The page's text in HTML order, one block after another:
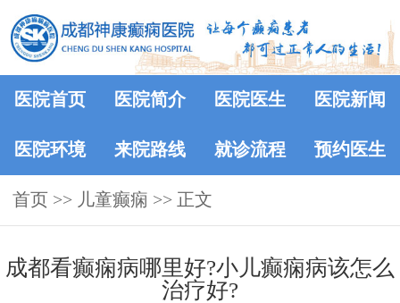
医院首页 医院简介 医院医生 医院新闻
医院环境 来院路线 就诊流程 预约医生
首页 >> 儿童癫痫 >> 正文
成都看癫痫病哪里好?小儿癫痫病该怎么
治疗好?